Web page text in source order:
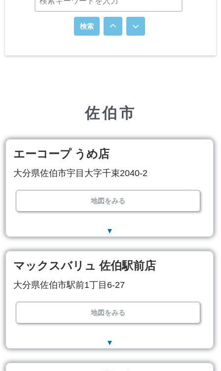
検索
佐伯市
エーコープ うめ店
大分県佐伯市宇目大字千束2040-2
地図をみる
▼
マックスバリュ 佐伯駅前店
大分県佐伯市駅前1丁目6-27
地図をみる
▼